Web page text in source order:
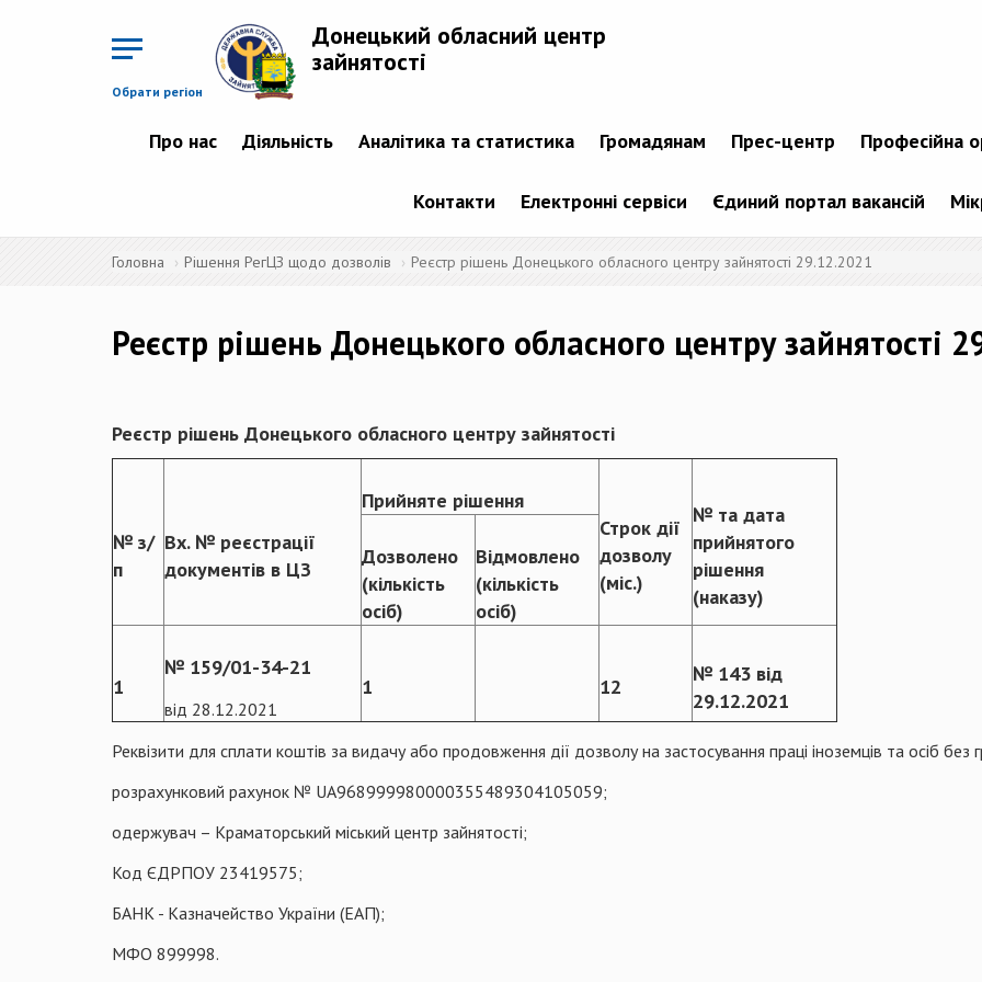
Обрати регіон
Донецький обласний центр
зайнятості
Про нас Діяльність Аналітика та статистика Громадянам Прес-центр Професійна
Контакти Електронні сервіси Єдиний портал вакансій
Головна Рішення РегЦЗ щодо дозволів Реєстр рішень Донецького обласного центру зайнятості 29.12.2021
Реєстр рішень Донецького обласного центру зайнятості
Реєстр рішень Донецького обласного центру зайнятості
№ з/
п
Вх. № реєстрації
документів в ЦЗ
Прийняте рішення
Строк дії
дозволу
(міс.)
№ та дата
прийнятого
рішення
(наказу)
Дозволено
(кількість
осіб)
Відмовлено
(кількість
осіб)
1
№ 159/01-34-21
від 28.12.2021
1 12
№ 143 від
29.12.2021
Реквізити для сплати коштів за видачу або продовження дії дозволу на застосування праці іноземців та осіб без
розрахунковий рахунок № UA968999980000355489304105059;
одержувач – Краматорський міський центр зайнятості;
Код ЄДРПОУ 23419575;
БАНК - Казначейство України (ЕАП);
МФО 899998.